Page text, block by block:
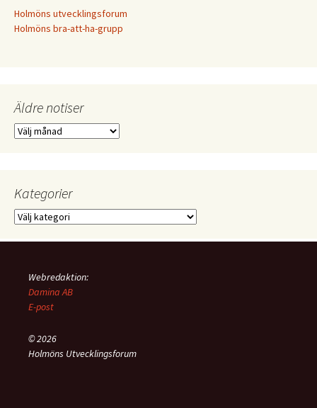
Holmöns utvecklingsforum
Holmöns bra-att-ha-grupp
Äldre notiser
Äldre
Kategorier
Kategorier
Webredaktion:
Damina AB
E-post
© 2026
Holmöns Utvecklingsforum